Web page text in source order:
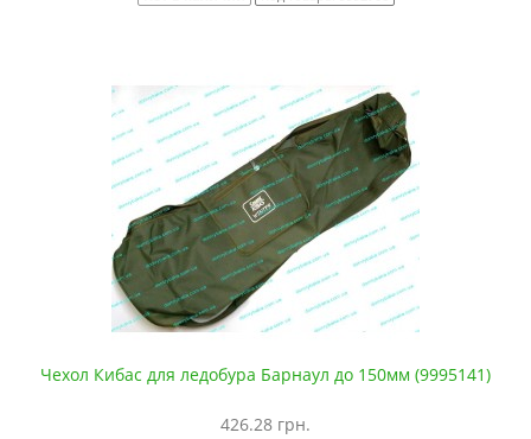
Чехол Кибас для ледобура Барнаул до 150мм (9995141)
426.28 грн.